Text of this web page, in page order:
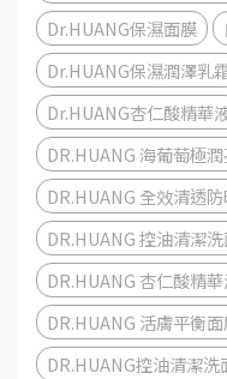
Dr.HUANG保濕面膜
Dr.HUANG保濕潤澤乳
Dr.HUANG杏仁酸精華
DR.HUANG 海葡萄極
DR.HUANG 全效清透
DR.HUANG 控油清潔
DR.HUANG 杏仁酸精
DR.HUANG 活膚平衡
DR.HUANG控油清潔洗